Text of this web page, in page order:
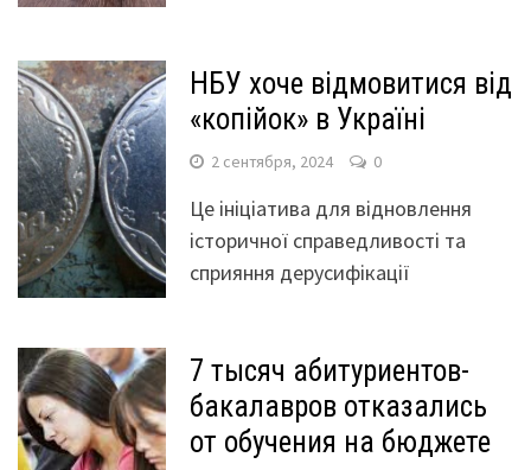
НБУ хоче відмовитися від
«копійок» в Україні
2 сентября, 2024 0
Це ініціатива для відновлення
історичної справедливості та
сприяння дерусифікації
7 тысяч абитуриентов-
бакалавров отказались
от обучения на бюджете